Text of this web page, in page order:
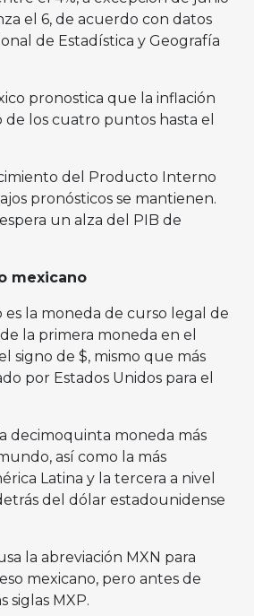
el 6, de acuerdo con datos
de Estadística y Geografía
pronostica que la inflación
de los cuatro puntos hasta el
del Producto Interno
pronósticos se mantienen.
un alza del PIB de
mexicano
es la moneda de curso legal de
la primera moneda en el
signo de $, mismo que más
por Estados Unidos para el
decimoquinta moneda más
así como la más
Latina y la tercera a nivel
del dólar estadounidense
la abreviación MXN para
mexicano, pero antes de
siglas MXP.